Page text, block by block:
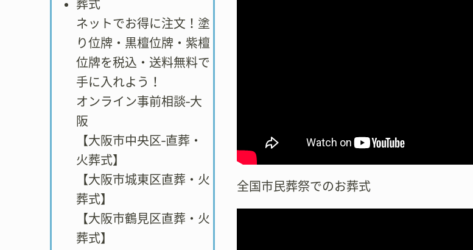
葬式
ネットでお得に注文！塗
り位牌・黒檀位牌・紫檀
位牌を税込・送料無料で
手に入れよう！
オンライン事前相談‐大
阪
【大阪市中央区‐直葬・
火葬式】
【大阪市城東区直葬・火
葬式】
【大阪市鶴見区直葬・火
葬式】
全国市民葬祭でのお葬式